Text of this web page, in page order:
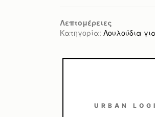
Λεπτομέρειες
Κατηγορία: Λουλούδια
URBAN